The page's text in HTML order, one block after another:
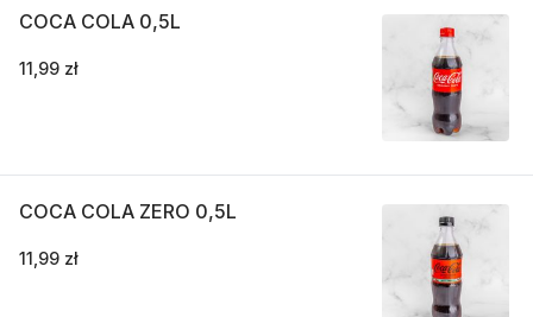
COCA COLA 0,5L
11,99 zł
COCA COLA ZERO 0,5L
11,99 zł